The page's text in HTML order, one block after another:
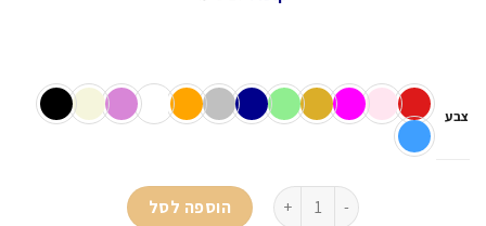
צבע
כמות של צלחת צבעונית קטנה 20-25 יח'
הוספה לסל